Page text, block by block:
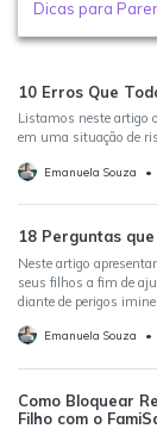
Dicas para
10 Erros Que
Listamos neste artigo
em uma situação de
Emanuela Souza •
18 Perguntas
Neste artigo
seus filhos a fim de
diante de perigos
Emanuela Souza •
Como Bloquear
Filho com o